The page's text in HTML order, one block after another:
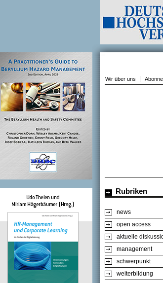
Wir über uns
Rubriken
news
open access
aktuelle
management
schwerpunkt
weiterbildung